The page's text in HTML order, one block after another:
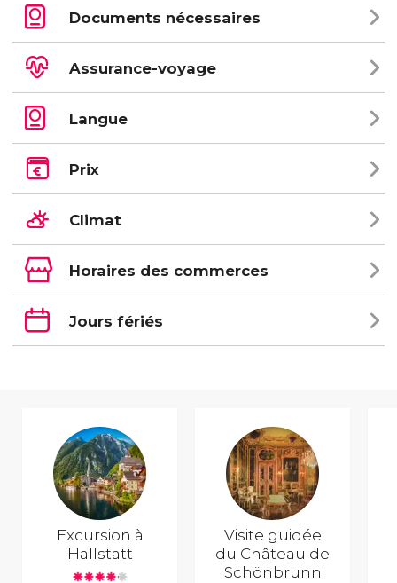
Documents nécessaires
Assurance-voyage
Langue
Prix
Climat
Horaires des commerces
Jours fériés
Excursion à
Hallstatt
Visite guidée
du Château de
Schönbrunn